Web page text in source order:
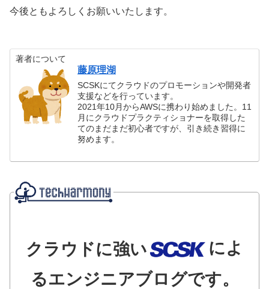
今後ともよろしくお願いいたします。
著者について
藤原理湖
SCSKにてクラウドのプロモーションや開発者
支援などを行っています。
2021年10月からAWSに携わり始めました。11
月にクラウドプラクティショナーを取得した
てのまだまだ初心者ですが、引き続き習得に
努めます。
クラウドに強い
によ
るエンジニアブログです。